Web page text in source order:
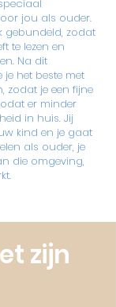
jou als ouder.
gebundeld, zodat
te lezen en
Na dit
het beste met
zodat je een fijne
er minder
in huis. Jij
kind en je gaat
als ouder, je
die omgeving,
zijn